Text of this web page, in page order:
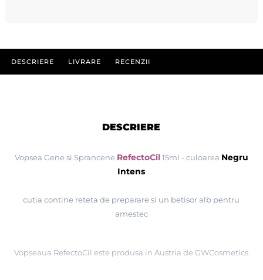
DESCRIERE LIVRARE RECENZII
DESCRIERE
Vopsea Gene si Sprancene RefectoCil15ml - culoarea Negru
Intens
cutia contine reteta de preparare si un betisor alb pentru
amestec
Vopseaua RefectoCil este produsa in Austria de GWCosmetics